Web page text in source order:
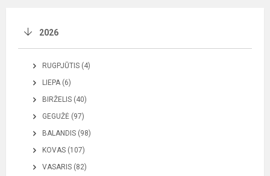
2026
RUGPJŪTIS (4)
LIEPA (6)
BIRŽELIS (40)
GEGUŽĖ (97)
BALANDIS (98)
KOVAS (107)
VASARIS (82)